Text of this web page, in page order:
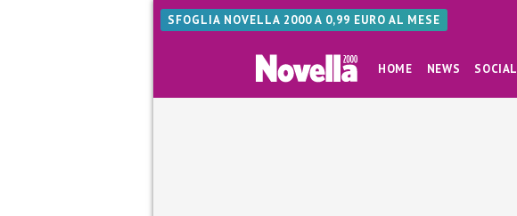
SFOGLIA NOVELLA 2000 A 0,99 EURO AL MESE
HOME NEWS SOCIAL